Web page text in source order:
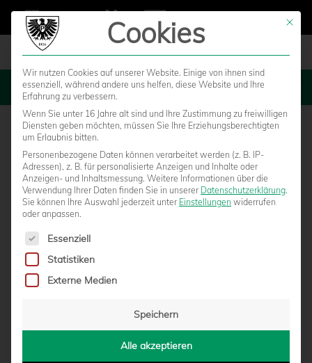
MENU
200 PREUSSENFANS BEIM CLUB-FAN-D
M VORDERGRUND
vonMarcel Weskamp|21.01.2026 - 14:40
Mit
Cookies
Wir nutzen Cookies auf unserer Website. Einige von ihnen sind
essenziell, während andere uns helfen, diese Website und Ihre
Erfahrung zu verbessern.
Wenn Sie unter 16 Jahre alt sind und Ihre Zustimmung zu freiwilligen
Diensten geben möchten, müssen Sie Ihre Erziehungsberechtigten
um Erlaubnis bitten.
Personenbezogene Daten können verarbeitet werden (z. B. IP-
Adressen), z. B. für personalisierte Anzeigen und Inhalte oder
Anzeigen- und Inhaltsmessung. Weitere Informationen über die
Verwendung Ihrer Daten finden Sie in unserer Datenschutzerklärung.
Sie können Ihre Auswahl jederzeit unter Einstellungen widerrufen
oder anpassen.
Es folgt eine Liste der Service-Gruppen, für die eine
Essenziell
Statistiken
Externe Medien
Speichern
Alle akzeptieren